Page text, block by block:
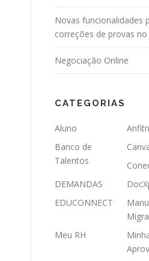
Novas funcionalidades
correções de provas
Negociação Online
CATEGORIAS
Aluno
Banco de
Talentos
DEMANDAS
EDUCONNECT
Meu RH